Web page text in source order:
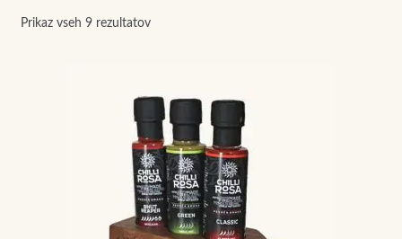
Prikaz vseh 9 rezultatov